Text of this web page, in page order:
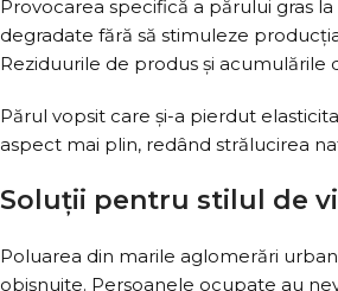
Provocarea specifică a părului gras
degradate fără să stimuleze
Reziduurile de produs și
Părul vopsit care și-a pierdut
aspect mai plin, redând strălucirea
Soluții pentru stilul de
Poluarea din marile aglomerări
obișnuite. Persoanele ocupate au